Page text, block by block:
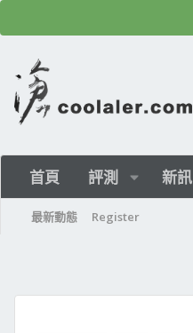
首頁 評測 新訊
最新動態 Register